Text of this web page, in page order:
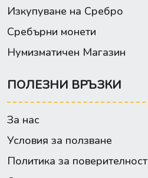
Изкупуване на Сребро
Сребърни монети
Нумизматичен Магазин
ПОЛЕЗНИ ВРЪЗКИ
За нас
Условия за ползване
Политика за поверителност